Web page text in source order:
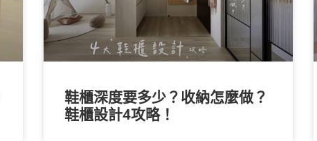
鞋櫃深度要多少？收納怎麼做？
鞋櫃設計4攻略！